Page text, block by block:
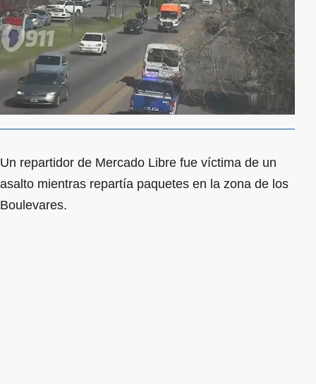
Un repartidor de Mercado Libre fue víctima de un
asalto mientras repartía paquetes en la zona de los
Boulevares.